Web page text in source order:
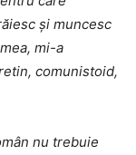
și muncesc
mi-a
comunistoid,
nu trebuie